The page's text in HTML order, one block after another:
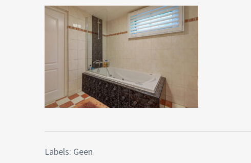
Labels: Geen